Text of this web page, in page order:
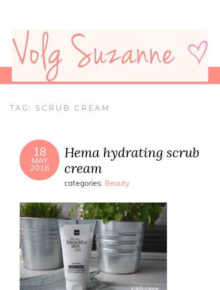
TAG: SCRUB CREAM
18
MAY
2016
Hema hydrating scrub
cream
categories: Beauty